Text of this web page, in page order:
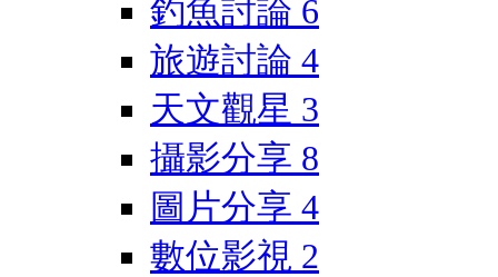
釣魚討論 6
旅遊討論 4
天文觀星 3
攝影分享 8
圖片分享 4
數位影視 2